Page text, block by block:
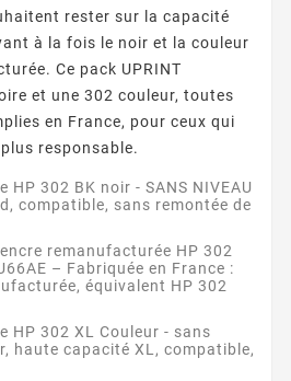
rester sur la capacité
à la fois le noir et la couleur
Ce pack UPRINT
et une 302 couleur, toutes
en France, pour ceux qui
responsable.
302 BK noir - SANS NIVEAU
compatible, sans remontée de
remanufacturée HP 302
– Fabriquée en France :
équivalent HP 302
HP 302 XL Couleur - sans
haute capacité XL, compatible,